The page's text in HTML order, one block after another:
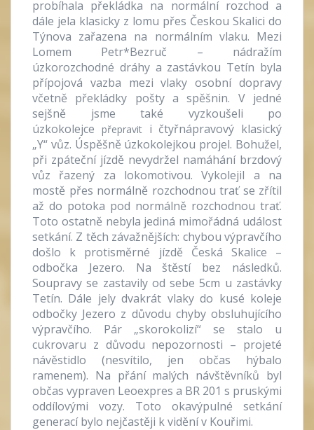
probíhala překládka na normální rozchod a
dále jela klasicky z lomu přes Českou Skalici do
Týnova zařazena na normálním vlaku. Mezi
Lomem Petr*Bezruč – nádražím
úzkorozchodné dráhy a zastávkou Tetín byla
přípojová vazba mezi vlaky osobní dopravy
včetně překládky pošty a spěšnin. V jedné
sejšně jsme také vyzkoušeli po
úzkokolejce
přepravit i čtyřnápravový klasický
„Y“ vůz. Úspěšně úzkokolejkou projel. Bohužel,
při zpáteční jízdě nevydržel namáhání brzdový
vůz řazený za lokomotivou. Vykolejil a na
mostě přes normálně rozchodnou trať se zřítil
až do potoka pod normálně rozchodnou trať.
Toto ostatně nebyla jediná mimořádná událost
setkání. Z těch závažnějších: chybou výpravčího
došlo k protisměrné jízdě Česká Skalice –
odbočka Jezero. Na štěstí bez následků.
Soupravy se zastavily od sebe 5cm u zastávky
Tetín. Dále jely dvakrát vlaky do kusé koleje
odbočky Jezero z důvodu chyby obsluhujícího
výpravčího. Pár „skorokolizí“ se stalo u
cukrovaru z důvodu nepozornosti – projeté
návěstidlo (nesvítilo, jen občas hýbalo
ramenem). Na přání malých návštěvníků byl
občas vypraven Leoexpres a BR 201 s pruskými
oddílovými vozy. Toto okavýpulné setkání
generací bylo nejčastěji k vidění v Kouřimi.